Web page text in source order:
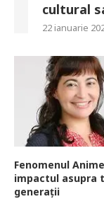
cultural
22 ianuarie
Fenomenul
impactul asupra
generații